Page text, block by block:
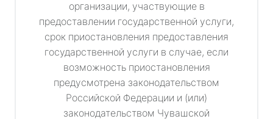
организации, участвующие в
предоставлении государственной услуги,
срок приостановления предоставления
государственной услуги в случае, если
возможность приостановления
предусмотрена законодательством
Российской Федерации и (или)
законодательством Чувашской